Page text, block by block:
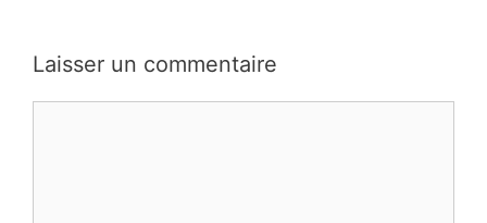
Laisser un commentaire